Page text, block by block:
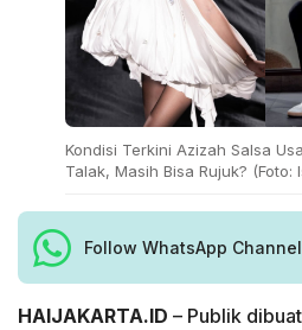
Kondisi Terkini Azizah Salsa
Talak, Masih Bisa Rujuk? (Foto:
Follow WhatsApp
HAIJAKARTA.ID – Publik